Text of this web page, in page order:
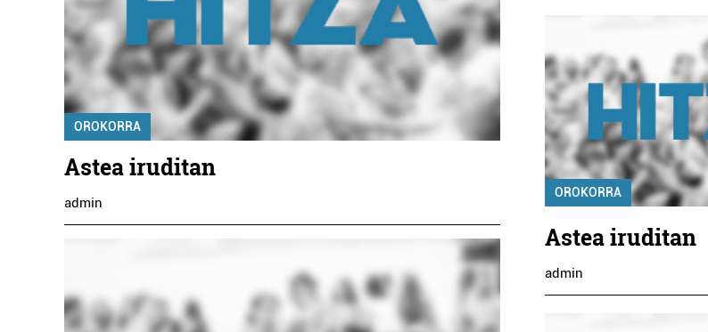
OROKORRA
Astea iruditan
admin
OROKORRA
Astea iruditan
admin
Aholkularitza
JAKIN - ASEGI
AHOLKULARITZA
Ikastetxeak
LEZO HERRI ESKOLA
Lezo